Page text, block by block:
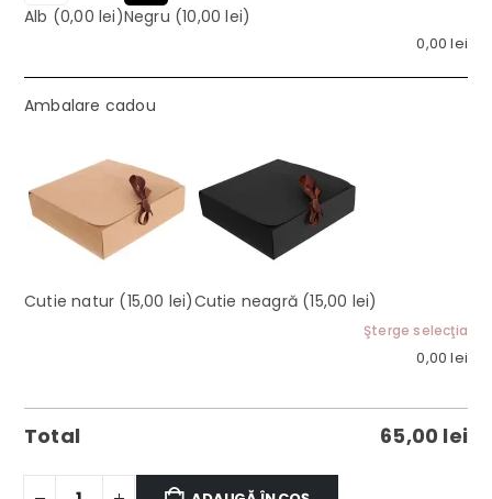
Alb (0,00 lei)Negru (10,00 lei)
0,00lei
Ambalare cadou
Cutie natur (15,00 lei)Cutie neagră (15,00 lei)
Şterge selecţia
0,00lei
Total 65,00 lei